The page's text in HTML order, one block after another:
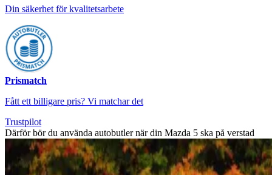
Din säkerhet för kvalitetsarbete
Prismatch
Fått ett billigare pris? Vi matchar det
Trustpilot
Därför bör du använda autobutler när din Mazda 5 ska på verstad